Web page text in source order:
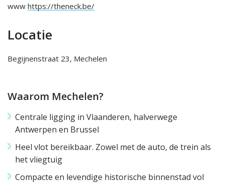
www https://theneck.be/
Locatie
Begijnenstraat 23, Mechelen
Waarom Mechelen?
Centrale ligging in Vlaanderen, halverwege
Antwerpen en Brussel
Heel vlot bereikbaar. Zowel met de auto, de trein als
het vliegtuig
Compacte en levendige historische binnenstad vol